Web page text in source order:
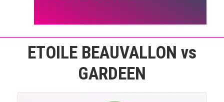
ETOILE BEAUVALLON vs
GARDEEN